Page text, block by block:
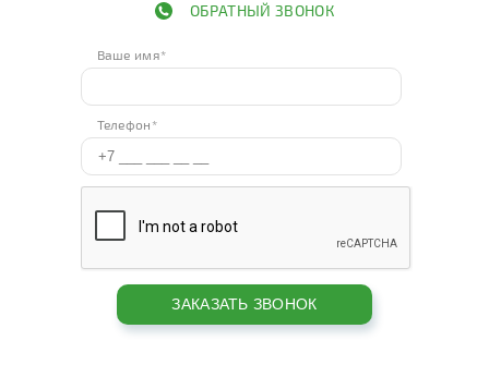
ОБРАТНЫЙ ЗВОНОК
Ваше имя*
Телефон*